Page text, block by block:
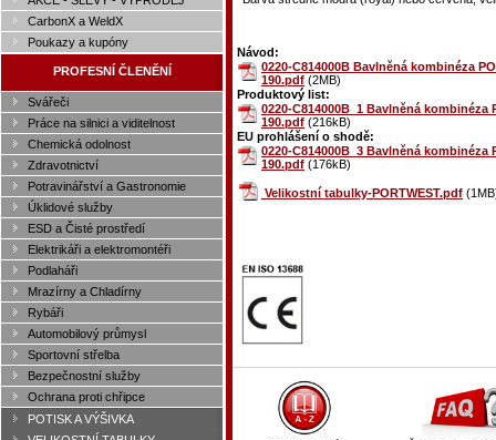
CarbonX a WeldX
Poukazy a kupóny
PROFESNÍ ČLENĚNÍ
Svářeči
Práce na silnici a viditelnost
Chemická odolnost
Zdravotnictví
Potravinářství a Gastronomie
Úklidové služby
ESD a Čisté prostředí
Elektrikáři a elektromontéři
Podlaháři
Mrazírny a Chladírny
Rybáři
Automobilový průmysl
Sportovní střelba
Bezpečnostní služby
Ochrana proti chřipce
POTISK A VÝŠIVKA
Návod:
0220-C814000B Bavlněná kombinéza
190.pdf (2MB)
Produktový list:
0220-C814000B_1 Bavlněná
190.pdf (216kB)
EU prohlášení o shodě:
0220-C814000B_3 Bavlněná
190.pdf (176kB)
Velikostní tabulky-PORTWEST.pdf